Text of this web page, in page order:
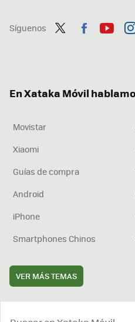
Síguenos
En Xataka Móvil
Movistar
Xiaomi
Guías de compra
Android
iPhone
Smartphones Chinos
VER MÁS TEMAS